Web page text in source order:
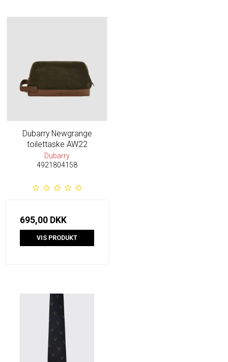
Dubarry Newgrange
toilettaske AW22
Dubarry
4921804158
695,00 DKK
VIS PRODUKT